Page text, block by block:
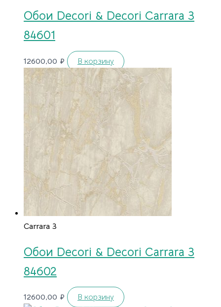
Обои Decori & Decori Carrara 3
84601
12600,00 ₽ В корзину
Carrara 3
Обои Decori & Decori Carrara 3
84602
12600,00 ₽ В корзину